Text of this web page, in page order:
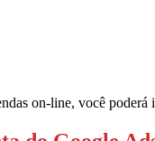
on-line, você